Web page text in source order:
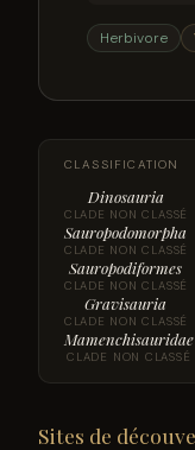
Herbivore
CLASSIFICATION
Dinosauria
CLADE NON CLASSÉ
Sauropodomorpha
CLADE NON CLASSÉ
Sauropodiformes
CLADE NON CLASSÉ
Gravisauria
CLADE NON CLASSÉ
Mamenchisauridae
CLADE NON CLASSÉ
Sites de